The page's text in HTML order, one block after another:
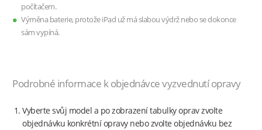
počítačem.
Výměna baterie, protože iPad už má slabou výdrž nebo se dokonce
sám vypíná.
Podrobné informace k objednávce vyzvednutí opravy
Vyberte svůj model a po zobrazení tabulky oprav zvolte
objednávku konkrétní opravy nebo zvolte objednávku bez